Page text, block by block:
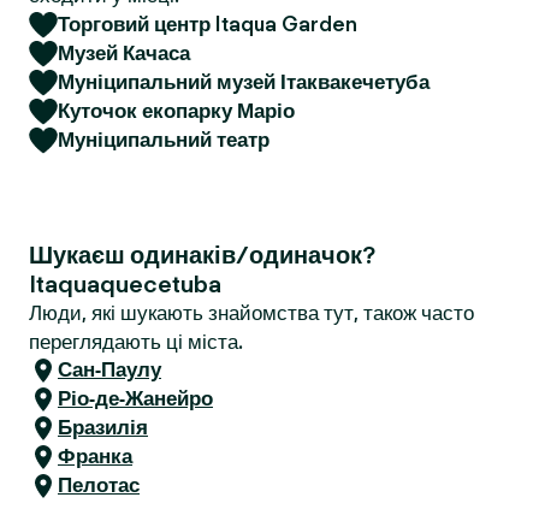
Торговий центр Itaqua Garden
Музей Качаса
Муніципальний музей Ітаквакечетуба
Куточок екопарку Маріо
Муніципальний театр
Шукаєш одинаків/одиначок?
Itaquaquecetuba
Люди, які шукають знайомства тут, також часто
переглядають ці міста.
Сан-Паулу
Ріо-де-Жанейро
Бразилія
Франка
Пелотас